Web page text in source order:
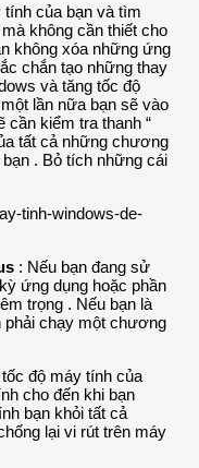
tính của bạn và tìm
không cần thiết cho
không xóa những ứng
chắn tạo những thay
và tăng tốc độ
lần nữa bạn sẽ vào
cần kiểm tra thanh “
tất cả những chương
. Bỏ tích những cái
: Nếu bạn đang sử
ứng dụng hoặc phần
trọng . Nếu bạn là
phải chạy một chương
độ máy tính của
cho đến khi bạn
bạn khỏi tất cả
lại vi rút trên máy